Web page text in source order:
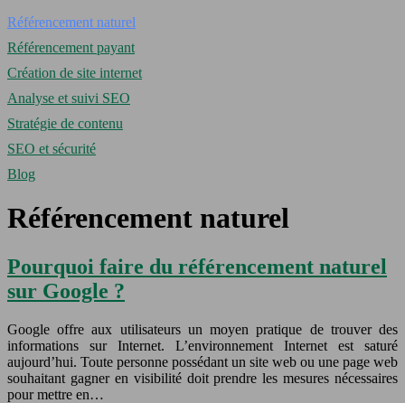
Référencement naturel
Référencement payant
Création de site internet
Analyse et suivi SEO
Stratégie de contenu
SEO et sécurité
Blog
Référencement naturel
Pourquoi faire du référencement naturel
sur Google ?
Google offre aux utilisateurs un moyen pratique de trouver des
informations sur Internet. L’environnement Internet est saturé
aujourd’hui. Toute personne possédant un site web ou une page web
souhaitant gagner en visibilité doit prendre les mesures nécessaires
pour mettre en…